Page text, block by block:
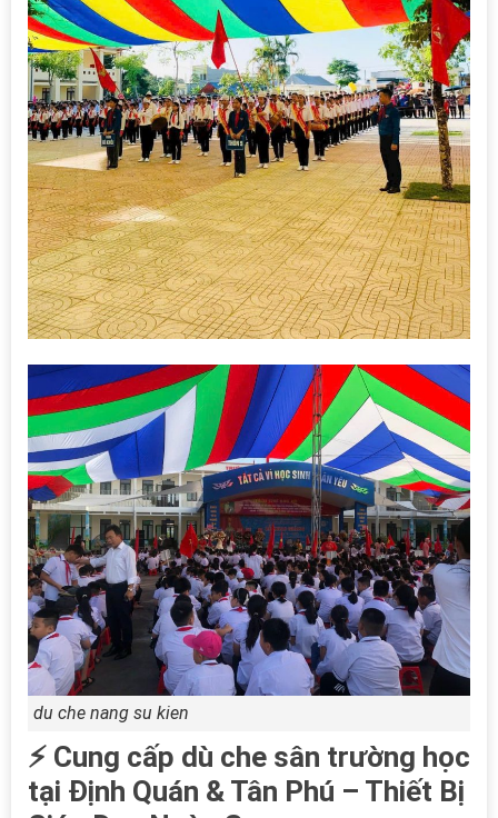
du che nang su kien
⚡ Cung cấp dù che sân trường học
tại Định Quán & Tân Phú – Thiết Bị